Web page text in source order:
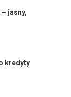
jasny,
kredyty